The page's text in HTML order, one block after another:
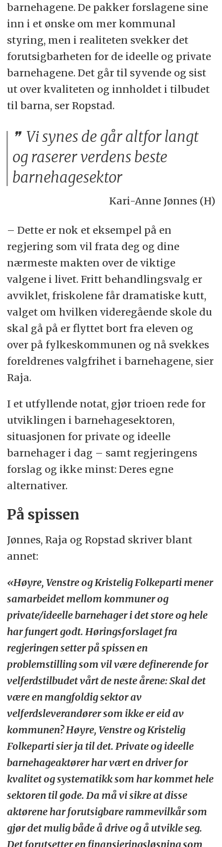
barnehagene. De pakker forslagene sine
inn i et ønske om mer kommunal
styring, men i realiteten svekker det
forutsigbarheten for de ideelle og private
barnehagene. Det går til syvende og sist
ut over kvaliteten og innholdet i tilbudet
til barna, ser Ropstad.
Vi synes de går altfor langt
og raserer verdens beste
barnehagesektor
Kari-Anne Jønnes (H)
– Dette er nok et eksempel på en
regjering som vil frata deg og dine
nærmeste makten over de viktige
valgene i livet. Fritt behandlingsvalg er
avviklet, friskolene får dramatiske kutt,
valget om hvilken videregående skole du
skal gå på er flyttet bort fra eleven og
over på fylkeskommunen og nå svekkes
foreldrenes valgfrihet i barnehagene, sier
Raja.
I et utfyllende notat, gjør trioen rede for
utviklingen i barnehagesektoren,
situasjonen for private og ideelle
barnehager i dag – samt regjeringens
forslag og ikke minst: Deres egne
alternativer.
På spissen
Jønnes, Raja og Ropstad skriver blant
annet:
«Høyre, Venstre og Kristelig Folkeparti mener
samarbeidet mellom kommuner og
private/ideelle barnehager i det store og hele
har fungert godt. Høringsforslaget fra
regjeringen setter på spissen en
problemstilling som vil være definerende for
velferdstilbudet vårt de neste årene: Skal det
være en mangfoldig sektor av
velferdsleverandører som ikke er eid av
kommunen? Høyre, Venstre og Kristelig
Folkeparti sier ja til det. Private og ideelle
barnehageaktører har vært en driver for
kvalitet og systematikk som har kommet hele
sektoren til gode. Da må vi sikre at disse
aktørene har forutsigbare rammevilkår som
gjør det mulig både å drive og å utvikle seg.
Det forutsetter en finansieringsløsning som